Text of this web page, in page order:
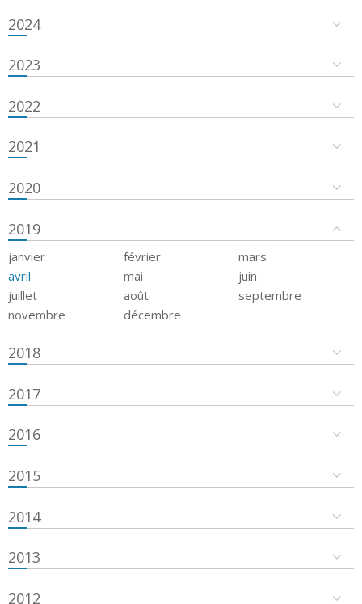
2024
2023
2022
2021
2020
2019
janvier février
mars
avril
mai
juin
juillet
août
septembre
novembre
décembre
2018
2017
2016
2015
2014
2013
2012